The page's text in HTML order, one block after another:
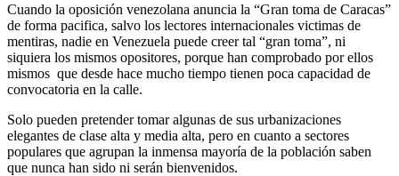
Cuando la oposición venezolana anuncia la “Gran toma de Caracas”
de forma pacifica, salvo los lectores internacionales victimas de
mentiras, nadie en Venezuela puede creer tal “gran toma”, ni
siquiera los mismos opositores, porque han comprobado por ellos
mismos que desde hace mucho tiempo tienen poca capacidad de
convocatoria en la calle.
Solo pueden pretender tomar algunas de sus urbanizaciones
elegantes de clase alta y media alta, pero en cuanto a sectores
populares que agrupan la inmensa mayoría de la población saben
que nunca han sido ni serán bienvenidos.